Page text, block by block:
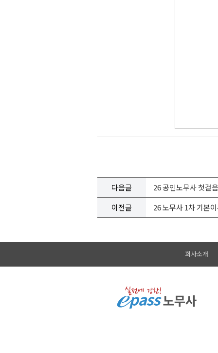
다음글
26 공인노무사 첫걸
이전글
26 노무사 1차 기본
회사소개